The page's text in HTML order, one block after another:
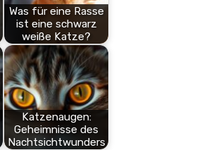
Was für eine Rasse
ist eine schwarz
weiße Katze?
Katzenaugen:
Geheimnisse des
Nachtsichtwunders